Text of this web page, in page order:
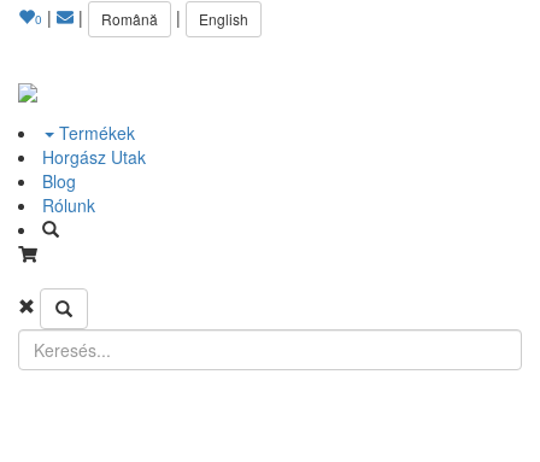
0 | | Română | English
Termékek
Horgász Utak
Blog
Rólunk